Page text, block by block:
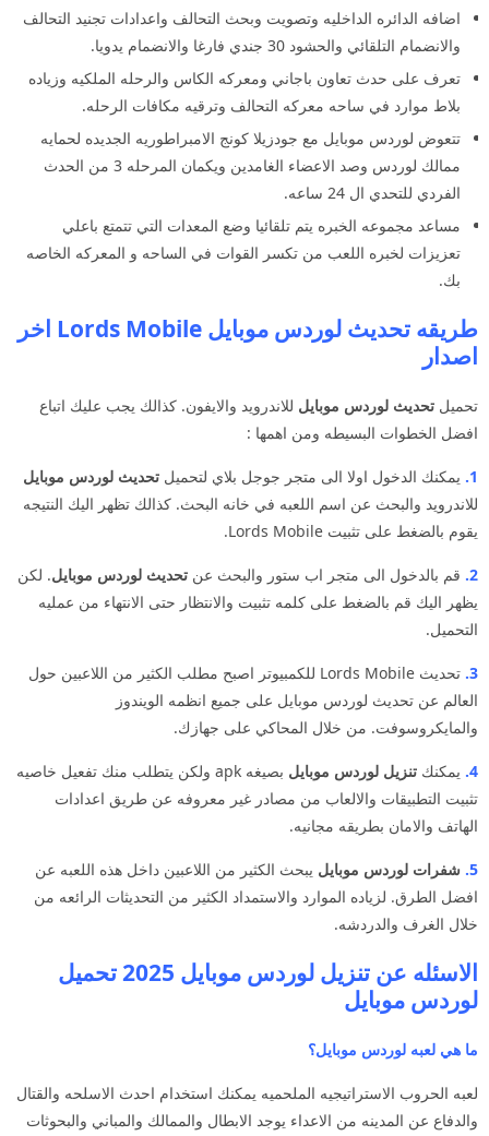
اضافه الدائره الداخليه وتصويت وبحث التحالف واعدادات تجنيد التحالف
والانضمام التلقائي والحشود 30 جندي فارغا والانضمام يدويا.
تعرف على حدث تعاون باجاني ومعركه الكاس والرحله الملكيه وزياده
بلاط موارد في ساحه معركه التحالف وترقيه مكافات الرحله.
تتعوض لوردس موبايل مع جودزيلا كونج الامبراطوريه الجديده لحمايه
ممالك لوردس وصد الاعضاء الغامدين ويكمان المرحله 3 من الحدث
الفردي للتحدي ال 24 ساعه.
مساعد مجموعه الخبره يتم تلقائيا وضع المعدات التي تتمتع باعلي
تعزيزات لخبره اللعب من تكسر القوات في الساحه و المعركه الخاصه
بك.
طريقه تحديث لوردس موبايل Lords Mobile اخر
اصدار
تحميل تحديث لوردس موبايل للاندرويد والايفون. كذالك يجب عليك اتباع
افضل الخطوات البسيطه ومن اهمها :
1
. يمكنك الدخول اولا الى متجر جوجل بلاي لتحميل تحديث لوردس موبايل
للاندرويد والبحث عن اسم اللعبه في خانه البحث. كذالك تظهر اليك النتيجه
يقوم بالضغط على تثبيت Lords Mobile.
2
. قم بالدخول الى متجر اب ستور والبحث عن تحديث لوردس موبايل. لكن
يظهر اليك قم بالضغط على كلمه تثبيت والانتظار حتى الانتهاء من عمليه
التحميل.
3
.
تحديث Lords Mobile للكمبيوتر اصبح مطلب الكثير من اللاعبين حول
العالم عن تحديث لوردس موبايل على جميع انظمه الويندوز
والمايكروسوفت. من خلال المحاكي على جهازك.
4. يمكنك تنزيل لوردس موبايل
بصيغه apk ولكن يتطلب منك تفعيل خاصيه
تثبيت التطبيقات والالعاب من مصادر غير معروفه عن طريق اعدادات
الهاتف والامان بطريقه مجانيه.
5. شفرات لوردس موبايل يبحث الكثير من اللاعبين داخل هذه اللعبه عن
افضل الطرق. لزياده الموارد والاستمداد الكثير من التحديثات الرائعه من
خلال الغرف والدردشه.
الاسئله عن تنزيل لوردس موبايل 2025 تحميل
لوردس موبايل
ما هي لعبه لوردس موبايل؟
لعبه الحروب الاستراتيجيه الملحميه يمكنك استخدام احدث الاسلحه والقتال
والدفاع عن المدينه من الاعداء يوجد الابطال والممالك والمباني والبحوثات